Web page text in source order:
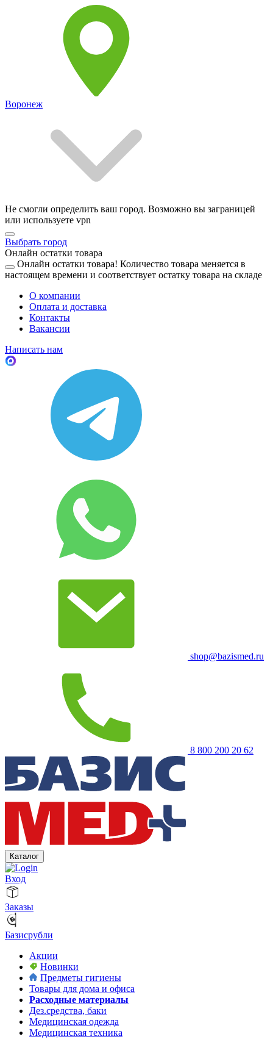
Воронеж
Не смогли определить ваш город. Возможно вы заграницей
или используете vpn
Выбрать город
Онлайн остатки товара
Онлайн остатки товара! Количество товара меняется в
настоящем времени и соответствует остатку товара на складе
О компании
Оплата и доставка
Контакты
Вакансии
Написать нам
shop@bazismed.ru
8 800 200 20 62
Каталог
Вход
Заказы
Базисрубли
Акции
Новинки
Предметы гигиены
Товары для дома и офиса
Расходные материалы
Дез.средства, баки
Медицинская одежда
Медицинская техника